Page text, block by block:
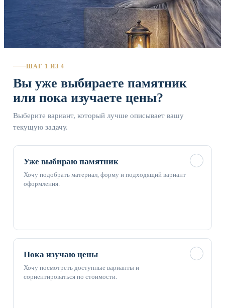
ШАГ 1 ИЗ 4
Вы уже выбираете памятник
или пока изучаете цены?
Выберите вариант, который лучше описывает вашу
текущую задачу.
Уже выбираю памятник
Хочу подобрать материал, форму и подходящий вариант
оформления.
Пока изучаю цены
Хочу посмотреть доступные варианты и
сориентироваться по стоимости.